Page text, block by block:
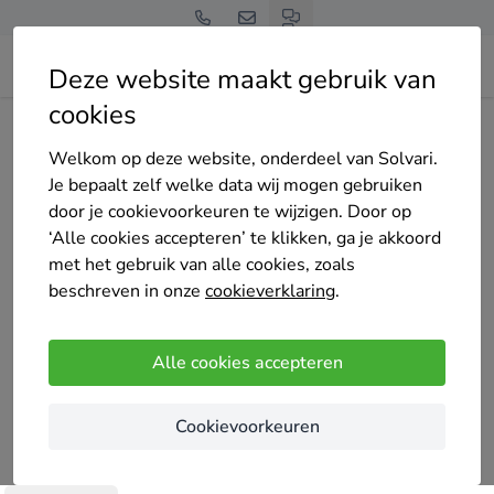
Deze website maakt gebruik van
cookies
Welkom op deze website, onderdeel van Solvari.
Je bepaalt zelf welke data wij mogen gebruiken
door je cookievoorkeuren te wijzigen. Door op
‘Alle cookies accepteren’ te klikken, ga je akkoord
met het gebruik van alle cookies, zoals
beschreven in onze cookieverklaring.
Alle cookies accepteren
Cookievoorkeuren
Home Bedrijven overzicht
Stukadoorsbedrijf AS
pleisterwerk tot diverse soorten sierstucwerk.